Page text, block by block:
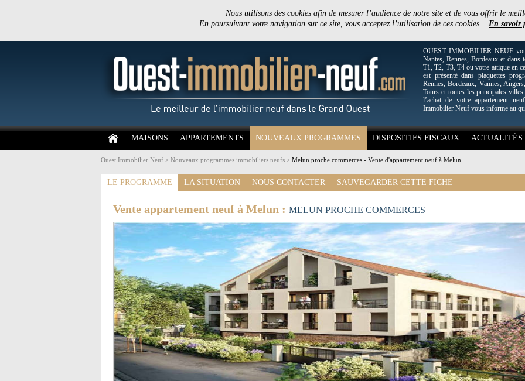
Nous utilisons des cookies afin de mesurer l’audience de notre site et de vous offrir le
En poursuivant votre navigation sur ce site, vous acceptez l’utilisation de ces cookies. En savoir
OUEST IMMOBILIER NEUF
Nantes, Rennes, Bordeaux et
T1, T2, T3, T4 ou votre attique en
est présenté dans plaquettes
Rennes, Bordeaux, Vannes,
Tours et toutes les principales
l’achat de votre appartement
Immobilier Neuf vous informe au
MAISONS APPARTEMENTS NOUVEAUX PROGRAMMES DISPOSITIFS FISCAUX ACTUALITÉS
Ouest Immobilier Neuf > Nouveaux programmes immobiliers neufs > Melun proche commerces - Vente d'appartement neuf à Melun
LE PROGRAMME LA SITUATION NOUS CONTACTER SAUVEGARDER CETTE FICHE
Vente appartement neuf à Melun : MELUN PROCHE COMMERCES